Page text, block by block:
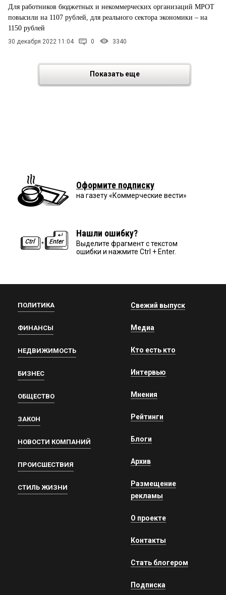
Для работников бюджетных и некоммерческих организаций МРОТ
повысили на 1107 рублей, для реального сектора экономики – на
1150 рублей
30 декабря 2022 11:04 0 3340
Показать еще
Оформите подписку
на газету «Коммерческие вести»
Нашли ошибку?
Выделите фрагмент с текстом
ошибки и нажмите Ctrl + Enter.
ПОЛИТИКА
ФИНАНСЫ
НЕДВИЖИМОСТЬ
БИЗНЕС
ОБЩЕСТВО
ЗАКОН
НОВОСТИ КОМПАНИЙ
ПРОИСШЕСТВИЯ
СТИЛЬ ЖИЗНИ
Свежий выпуск
Медиа
Кто есть кто
Интервью
Мнения
Рейтинги
Блоги
Архив
Размещение
рекламы
О проекте
Контакты
Стать блогером
Подписка